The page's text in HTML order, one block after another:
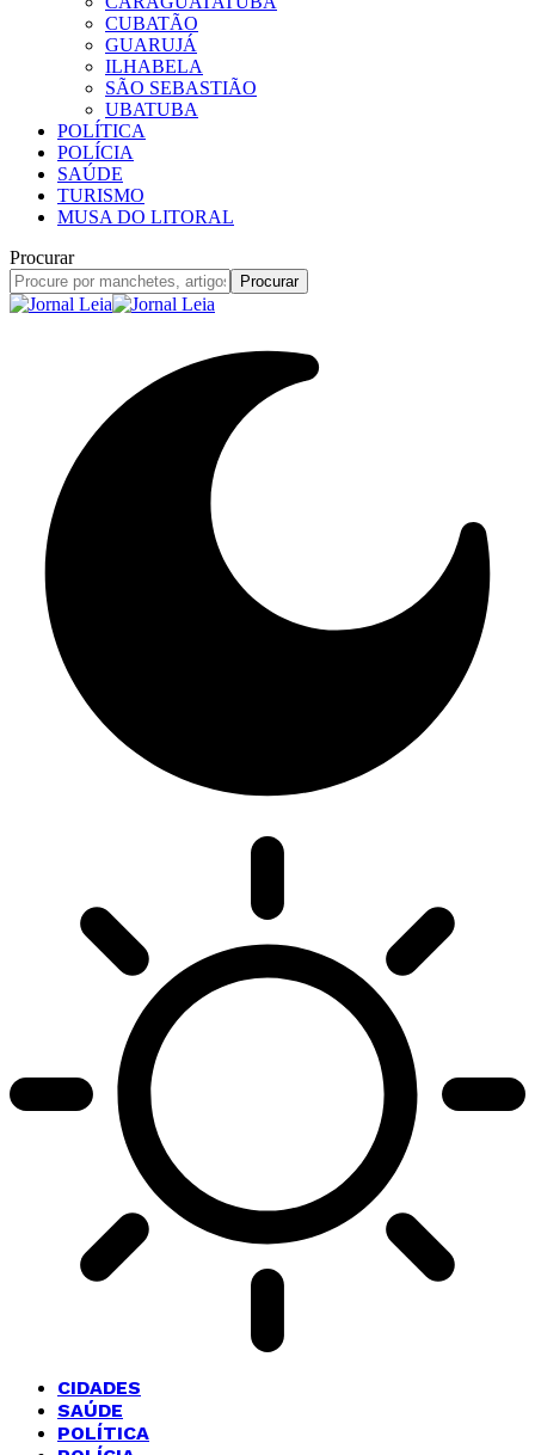
CUBATÃO
GUARUJÁ
ILHABELA
SÃO SEBASTIÃO
UBATUBA
POLÍTICA
POLÍCIA
SAÚDE
TURISMO
MUSA DO LITORAL
Procurar
CIDADES
SAÚDE
POLÍTICA